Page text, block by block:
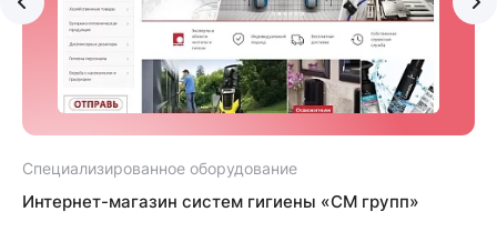
Специализированное оборудование
Интернет-магазин систем гигиены «СМ групп»